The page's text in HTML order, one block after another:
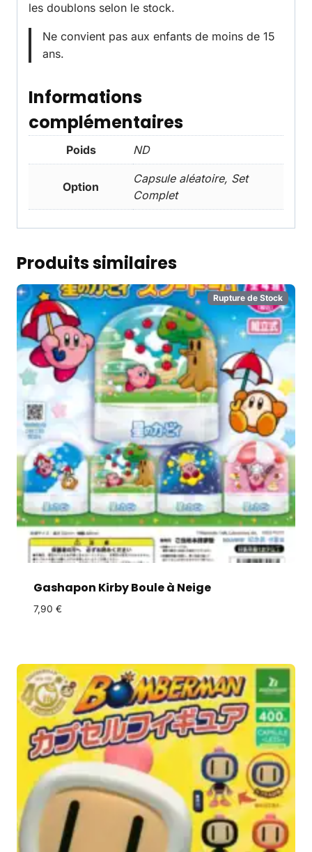
les doublons selon le stock.
Ne convient pas aux enfants de moins de 15
ans.
Informations
complémentaires
Poids ND
Option
Capsule aléatoire, Set
Complet
Produits similaires
Rupture de Stock
Gashapon Kirby Boule à Neige
7,90 €